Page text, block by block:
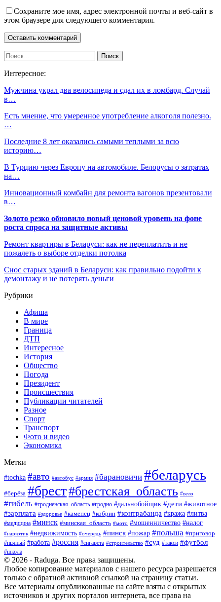
Сохраните мое имя, адрес электронной почты и веб-сайт в
этом браузере для следующего комментария.
Интересное:
Мужчина украл два велосипеда и сдал их в ломбард. Случай
в…
Есть мнение, что умеренное употребление алкоголя полезно.
…
Последние 8 лет оказались самыми теплыми за всю
историю…
В Турцию через Европу на автомобиле. Белорусы о затратах
на…
Инновационный комбайн для ремонта вагонов презентовали
в…
Золото резко обновило новый ценовой уровень на фоне
роста спроса на защитные активы
Ремонт квартиры в Беларуси: как не переплатить и не
пожалеть о выборе отделки потолка
Снос старых зданий в Беларуси: как правильно подойти к
демонтажу и не потерять деньги
Рубрики
Афиша
В мире
Граница
ДТП
Интересное
История
Общество
Погода
Президент
Происшествия
Публикации читателей
Разное
Спорт
Транспорт
Фото и видео
Экономика
Метки
#tochka #авто #автобус #армия #барановичи #беларусь
#берёза #брест#брестская_область #вело
#гибель #гродненская_область #гродно #дальнобойщик #дети #животное
#зарплата #здоровье #каменец #кобрин #контрабанда #кража #литва
#медицина #минск #минская_область #мото #мошенничество #налог
#наркотик #недвижимость #очередь #пинск #пожар #польша #приговор
#пьяный #работа #россия #сигарета #строительство #суд #такси #футбол
#школа
© 2026 - Raduga. Все права защищены.
Любое копирование материалов с нашего ресурса разрешается
только с обратной активной ссылкой на страницу статьи.
Все материалы опубликованные на сайте взяты с открытых
источников и других порталов интернета, все права на